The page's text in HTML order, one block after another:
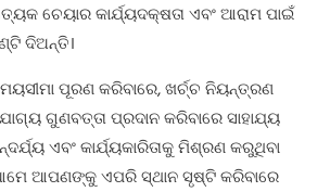
ଚେୟାର କାର୍ଯ୍ୟଦକ୍ଷତା ଏବଂ ଆରାମ ପାଇଁ
ଦିଅନ୍ତି।
ପୂରଣ କରିବାରେ, ଖର୍ଚ୍ଚ ନିୟନ୍ତ୍ରଣ
ଗୁଣବତ୍ତା ପ୍ରଦାନ କରିବାରେ ସାହାଯ୍ୟ
ଏବଂ କାର୍ଯ୍ୟକାରିତାକୁ ମିଶ୍ରଣ କରୁଥିବା
ଆପଣଙ୍କୁ ଏପରି ସ୍ଥାନ ସୃଷ୍ଟି କରିବାରେ